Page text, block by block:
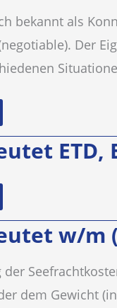
bekannt als
Der
ETD,
w/m
der
dem Gewicht